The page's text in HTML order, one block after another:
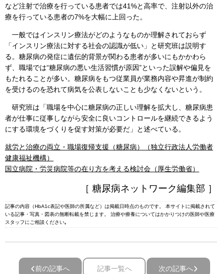
など注射で治療を行っている患者では41%と高率で、注射以外の治
療を行っている患者の7%を大幅に上回った。
一般ではインスリン療法がどのようなものか理解されておらず
「インスリン療法に対する社会の認識が低い」と研究班は説明す
る。糖尿病の発症に遺伝的背景が関わる患者が多いにもかかわら
ず、職場では“糖尿病の悪い生活習慣が原因”といった誤解や偏見を
もたれることが多い。糖尿病をもつ従業員が業務内容や昇進が制約
を受けるのを恐れて病気を公表しないことも少なくないという。
研究班は「職場を中心に糖尿病の正しい理解を拡大し、糖尿病患
者が仕事に従事しながら安全に良いコントロールを継続できるよう
にする環境をづくりを促す対策が必要だ」と述べている。
就労と治療の両立・職場復帰支援（糖尿病）（独立行政法人労働者
健康福祉機構）
国立病院・労災病院等の在り方を考える検討会（厚生労働省）
［ 糖尿病ネットワーク編集部 ］
記事の内容（HbA1c表記や医師の所属など）は掲載日時点のものです。 本サイトに掲載されて
いる記事・写真・図表の無断転載を禁じます。 治療や療養についてはかかりつけの医師や医療
スタッフにご相談ください｡
前の記事へ 記事一覧へ 次の記事へ